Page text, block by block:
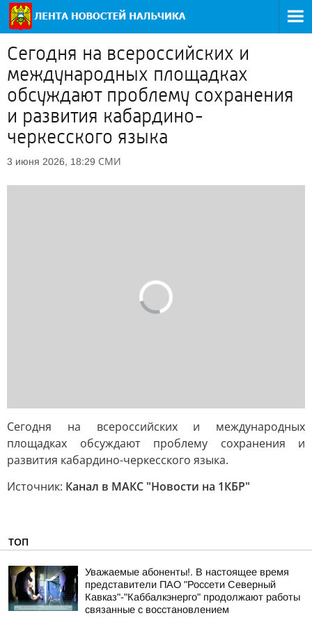
Сегодня на всероссийских и
международных площадках
обсуждают проблему сохранения
и развития кабардино-
черкесского языка
3 июня 2026, 18:29 СМИ
Сегодня на всероссийских и международных
площадках обсуждают проблему сохранения и
развития кабардино-черкесского языка.
Источник: Канал в МАКС "Новости на 1КБР"
ТОП
Уважаемые абоненты!. В настоящее время
представители ПАО "Россети Северный
Кавказ"-"Каббалкэнерго" продолжают работы
связанные с восстановлением